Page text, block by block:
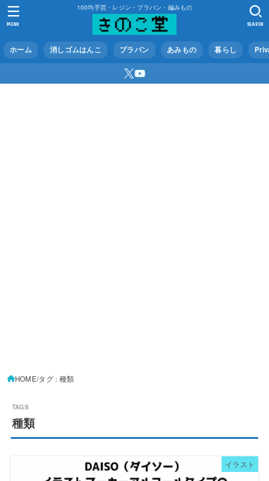
100均手芸・レジン・プラバン・編みもの
ホーム 消しゴムはんこ プラバン あみもの 暮らし
SEARCH
MENU
HOME タグ : 種類
種類
イラスト